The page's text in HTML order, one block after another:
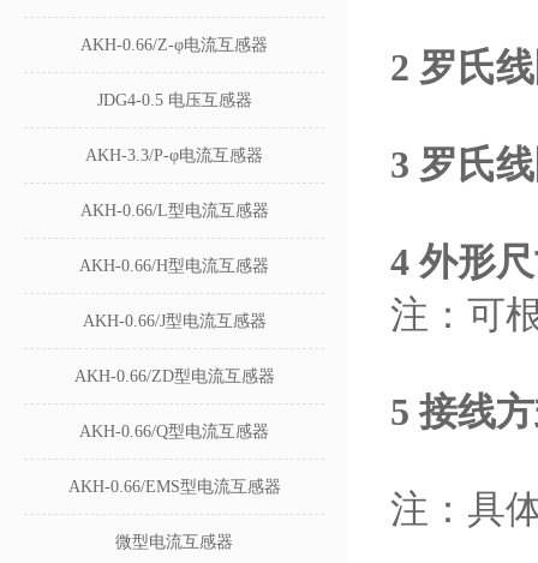
AKH-0.66/Z-φ电流互感器
JDG4-0.5 电压互感器
AKH-3.3/P-φ电流互感器
AKH-0.66/L型电流互感器
AKH-0.66/H型电流互感器
AKH-0.66/J型电流互感器
AKH-0.66/ZD型电流互感器
AKH-0.66/Q型电流互感器
AKH-0.66/EMS型电流互感器
微型电流互感器
2 罗氏
3 罗氏
4 外形
注：可
5 接线
注：具